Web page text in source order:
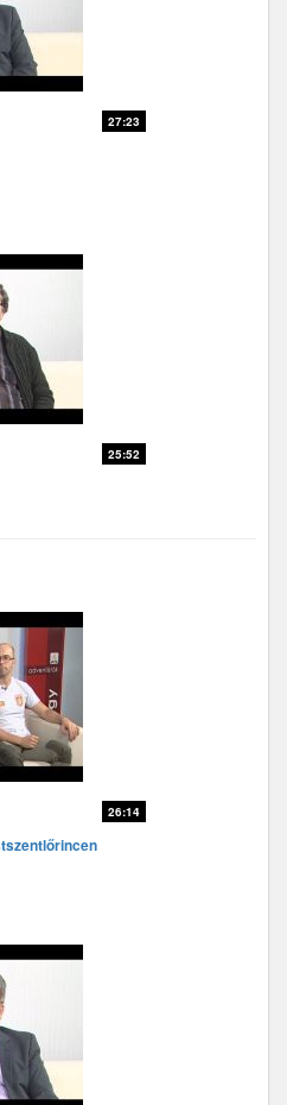
27:23
25:52
26:14